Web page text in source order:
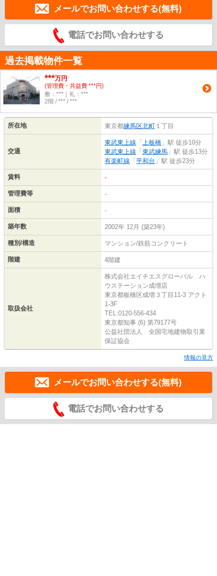
メールでお問い合わせする(無料)
電話でお問い合わせする
過去掲載物件一覧
***万円
(管理費・共益費 ***円)
敷：***｜礼：***
2階 / *** / ***
所在地 東京都練馬区北町 １丁目
交通
東武東上線 「 上板橋 」駅 徒歩10分
東武東上線 「 東武練馬 」駅 徒歩13分
有楽町線 「 平和台 」駅 徒歩23分
賃料 -
管理費等 -
面積 -
築年数 2002年 12月 (築23年)
種別/構造 マンション/鉄筋コンクリート
階建 4階建
取扱会社
株式会社エイチエスグローバル ハ
ウステーション成増店
東京都板橋区成増３丁目11-3 アクト
1-3F
TEL:0120-556-434
東京都知事 (6) 第79177号
公益社団法人 全国宅地建物取引業
保証協会
情報の見方
メールでお問い合わせする(無料)
電話でお問い合わせする